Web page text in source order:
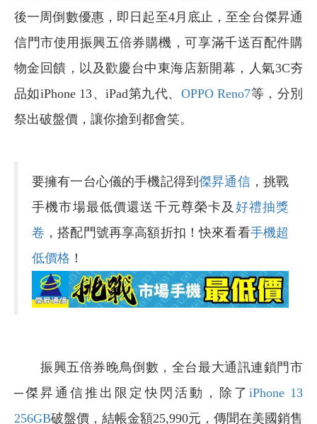
後一周倒數優惠，即日起至4月底止，至全台傑昇通
信門市使用振興五倍券購機，可享滿千送百配件購
物金回饋，以及歡慶台中東海店新開幕，人氣3C夯
品如iPhone 13、iPad第九代、 OPPO Reno7等，分別
祭出破盤價，讓你搶到都會笑。
要擁有一台心儀的手機記得到傑昇通信，挑戰
手機市場最低價還送千元尊榮卡及 好禮抽獎
卷 ，搭配門號再享高額折扣！快來看看手機超
低價格 ！
振興五倍券晚鳥倒數，全台最大通訊連鎖門市
─傑昇通信推出限定快閃活動，除了 iPhone 13
256GB破盤價，結帳金額25,990元，傳聞在美國銷售